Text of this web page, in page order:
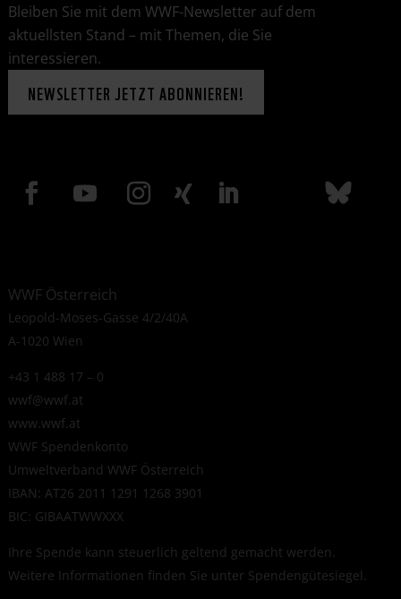
Bleiben Sie mit dem WWF-Newsletter auf dem
aktuellsten Stand – mit Themen, die Sie
interessieren.
NEWSLETTER JETZT ABONNIEREN!
WWF Österreich
Leopold-Moses-Gasse 4/2/40A
A-1020 Wien
+43 1 488 17 – 0
wwf@wwf.at
www.wwf.at
WWF Spendenkonto
Umweltverband WWF Österreich
IBAN: AT26 2011 1291 1268 3901
BIC: GIBAATWWXXX
Ihre Spende kann steuerlich geltend gemacht werden.
Weitere Informationen finden Sie unter Spendengütesiegel